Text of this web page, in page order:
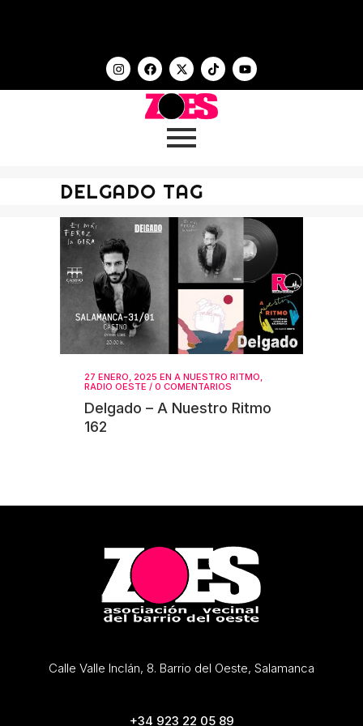
DELGADO TAG
27 ENERO, 2025 EN A NUESTRO RITMO
RADIO OESTE / 0 COMENTARIOS
Delgado – A Nuestro Ritmo
162
Calle Valle Inclán, 8. Barrio del Oeste, Salamanca
+34 923 22 05 89